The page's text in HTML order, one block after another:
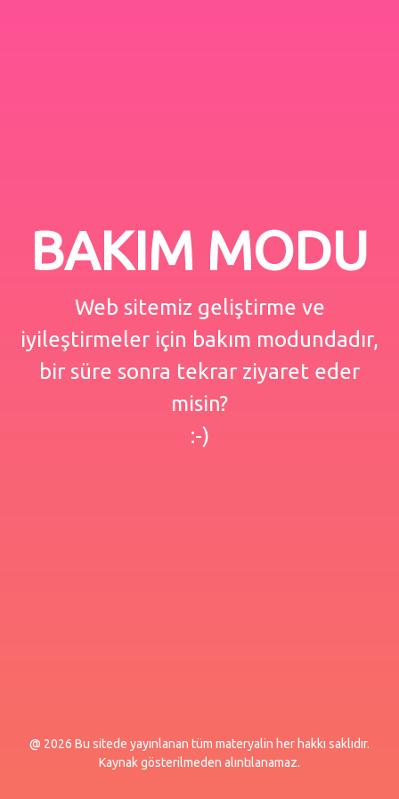
BAKIM MODU
Web sitemiz geliştirme ve
iyileştirmeler için bakım modundadır,
bir süre sonra tekrar ziyaret eder
misin?
:-)
@ 2026 Bu sitede yayınlanan tüm materyalin her hakkı saklıdır.
Kaynak gösterilmeden alıntılanamaz.